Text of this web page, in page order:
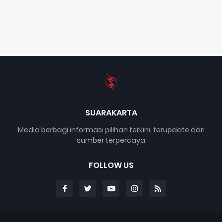
SUARAKARTA
Media berbagi informasi pilihan terkini, terupdate dari
sumber terpercaya
FOLLOW US